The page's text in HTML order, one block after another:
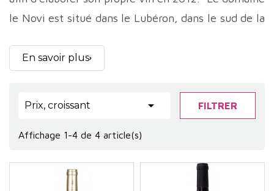
le Novi est situé dans le Lubéron, dans le sud de la
Ils cultivent une quinzaine d'hectares sur la
plantée en cépages méridionaux au nombre de 11.
Domaine Le Novi recherche à exprimer dans leurs
vins issus en grande partie de terroir de Safres ou
Luberon, méditerranéenne à tendance
En savoir plus
Prix, croissant  FILTRER
Affichage 1-4 de 4 article(s)